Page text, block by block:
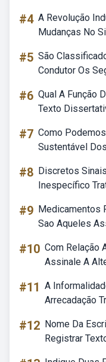
#4 A Revolução
Mudanças No
#5 São
Condutor Os
#6 Qual A Função
Texto
#7 Como
Sustentável
#8 Discretos
Inespecífico
#9 Medicamentos
Sao Aqueles
#10 Com Relação
Assinale A
#11 A
Arrecadação
#12 Nome Da
Registrar